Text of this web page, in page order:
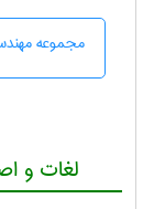
مجموعه
لغات و